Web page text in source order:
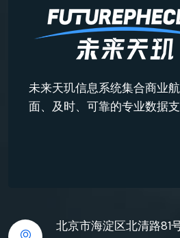
未来天玑信息系统集合商业
面、及时、可靠的专业数据
北京市海淀区北清路81